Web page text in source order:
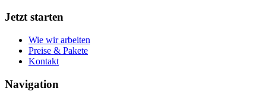
Jetzt starten
Wie wir arbeiten
Preise & Pakete
Kontakt
Navigation